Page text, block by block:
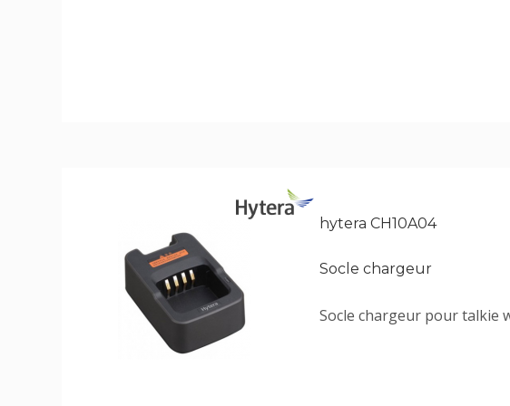
hytera CH10A04
Socle chargeur
Socle chargeur pour talkie